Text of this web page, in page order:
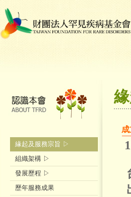
緣起及服務宗旨 ▷
組織架構 ▷
發展歷程 ▷
歷年服務成果